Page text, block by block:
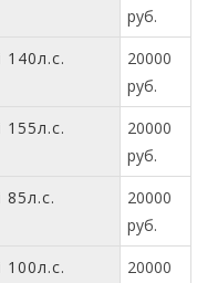
руб.
20000
руб.
20000
руб.
20000
руб.
20000